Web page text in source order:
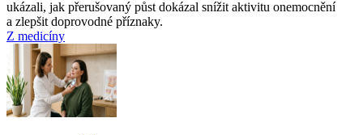
ukázali, jak přerušovaný půst dokázal snížit aktivitu onemocnění
a zlepšit doprovodné příznaky.
Z medicíny